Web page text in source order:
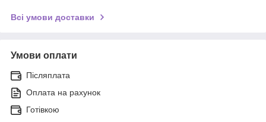
Всі умови доставки
Умови оплати
Післяплата
Оплата на рахунок
Готівкою